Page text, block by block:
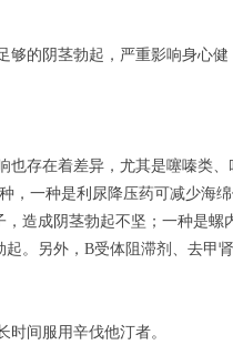
够的阴茎勃起，严重影响身心健
也存在着差异，尤其是噻嗪类、
，一种是利尿降压药可减少海
造成阴茎勃起不坚；一种是螺
。另外，B受体阻滞剂、去甲
间服用辛伐他汀者。